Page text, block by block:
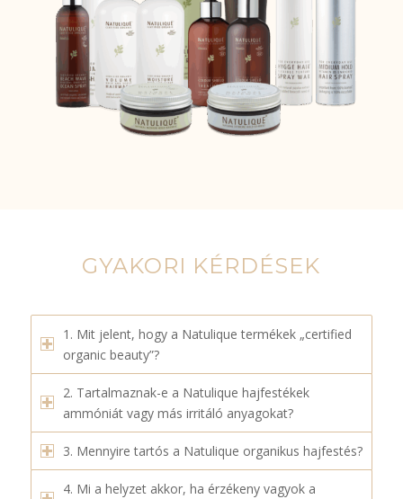
GYAKORI KÉRDÉSEK
1. Mit jelent, hogy a Natulique termékek „certified
organic beauty”?
2. Tartalmaznak-e a Natulique hajfestékek
ammóniát vagy más irritáló anyagokat?
3. Mennyire tartós a Natulique organikus hajfestés?
4. Mi a helyzet akkor, ha érzékeny vagyok a